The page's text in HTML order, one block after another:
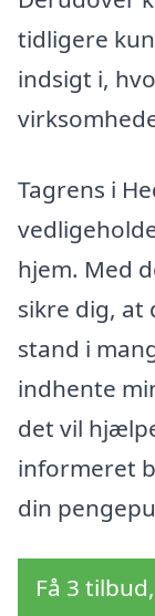
tidligere
indsigt i,
Tagrens i
hjem. Med
sikre dig, at
stand i
indhente
det vil
informeret
din
Få 3